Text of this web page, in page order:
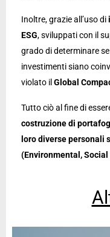
Inoltre, grazie all’uso di
ESG, sviluppati con il
grado di determinare
investimenti siano
violato il Global
Tutto ciò al fine di
costruzione di
loro diverse personali
(Environmental, Social